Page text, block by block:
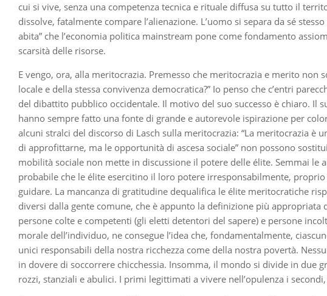
cui si vive, senza una competenza tecnica e rituale diffusa su tutto il
dissolve, fatalmente compare l’alienazione. L’uomo si separa da sé
abita” che l’economia politica mainstream pone come fondamento
scarsità delle risorse.
E vengo, ora, alla meritocrazia. Premesso che meritocrazia e merito non
locale e della stessa convivenza democratica?” Io penso che c’entri
del dibattito pubblico occidentale. Il motivo del suo successo è chiaro.
hanno sempre fatto una fonte di grande e autorevole ispirazione per
alcuni stralci del discorso di Lasch sulla meritocrazia: “La meritocrazia
di approfittarne, ma le opportunità di ascesa sociale” non possono
mobilità sociale non mette in discussione il potere delle élite. Semmai
probabile che le élite esercitino il loro potere irresponsabilmente,
guidare. La mancanza di gratitudine dequalifica le élite meritocratiche
diversi dalla gente comune, che è appunto la definizione più appropriata
persone colte e competenti (gli eletti detentori del sapere) e persone
morale dell’individuo, ne consegue l’idea che, fondamentalmente,
unici responsabili della nostra ricchezza come della nostra povertà.
in dovere di soccorrere chicchessia. Insomma, il mondo si divide in
rozzi, stanziali e abulici. I primi legittimati a vivere nell’opulenza i